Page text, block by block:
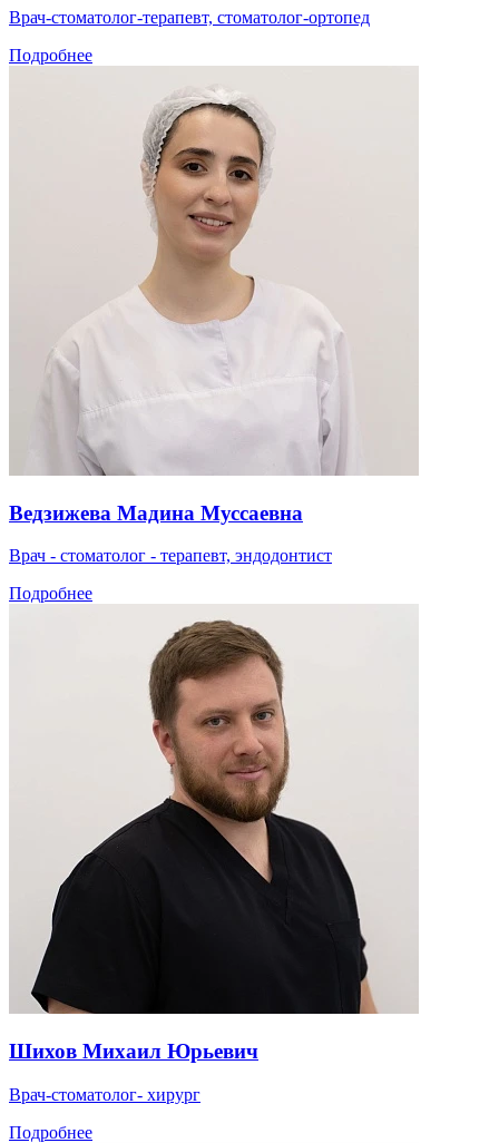
Врач-стоматолог-терапевт, стоматолог-ортопед
Подробнее
Ведзижева Мадина Муссаевна
Врач - стоматолог - терапевт, эндодонтист
Подробнее
Шихов Михаил Юрьевич
Врач-стоматолог- хирург
Подробнее